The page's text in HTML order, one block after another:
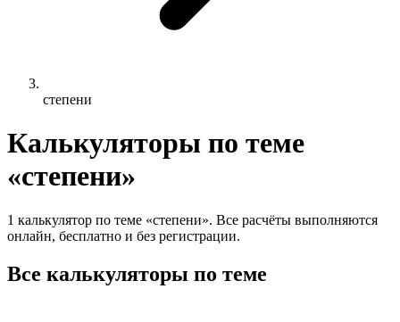
степени
Калькуляторы по теме
«степени»
1 калькулятор по теме «степени». Все расчёты выполняются
онлайн, бесплатно и без регистрации.
Все калькуляторы по теме